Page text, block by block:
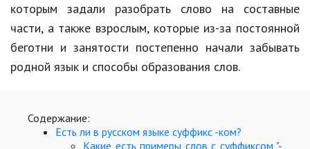
Обзоры
Рецепты
Красота и здоровье
Авто, мото
которым задали разобрать слово на составные
части, а также взрослым, которые из-за постоянной
беготни и занятости постепенно начали забывать
родной язык и способы образования слов.
Содержание:
Есть ли в русском языке суффикс -ком?
Какие есть примеры слов с суффиксом "-